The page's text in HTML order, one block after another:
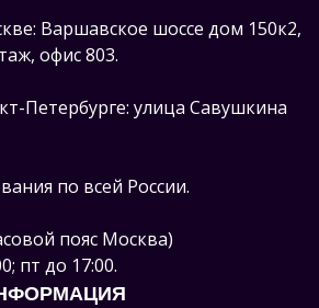
Варшавское шоссе дом 150к2,
офис 803.
Петербурге: улица Савушкина
по всей России.
пояс Москва)
пт до 17:00.